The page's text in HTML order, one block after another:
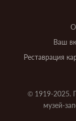
Ваш
Реставрация
© 1919-2025.
музей-